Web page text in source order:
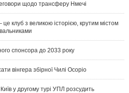
щодо трансферу Нмечі
це клуб з великою історією, крутим містом
спонсора до 2033 року
вінгера збірної Чилі Осоріо
у другому турі УПЛ розсудить